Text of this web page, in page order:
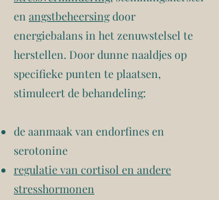
en angstbeheersingdoor
energiebalans in het zenuwstelsel te
herstellen. Door dunne naaldjes op
specifieke punten te plaatsen,
stimuleert de behandeling:
de aanmaak van endorfines en
serotonine
regulatie van cortisol en andere
stresshormonen